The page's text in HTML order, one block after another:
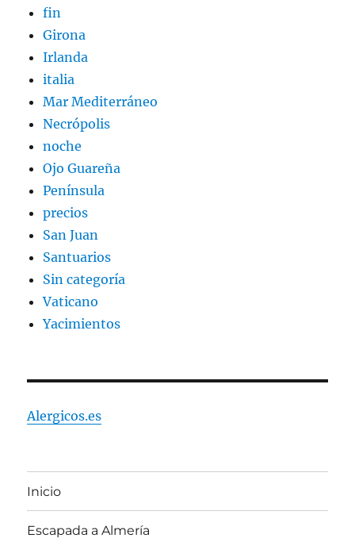
fin
Girona
Irlanda
italia
Mar Mediterráneo
Necrópolis
noche
Ojo Guareña
Península
precios
San Juan
Santuarios
Sin categoría
Vaticano
Yacimientos
Alergicos.es
Inicio
Escapada a Almería